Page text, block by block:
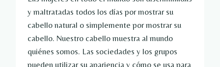
y maltratadas todos los días por mostrar su
cabello natural o simplemente por mostrar su
cabello. Nuestro cabello muestra al mundo
quiénes somos. Las sociedades y los grupos
pueden utilizar su apariencia y cómo se usa para